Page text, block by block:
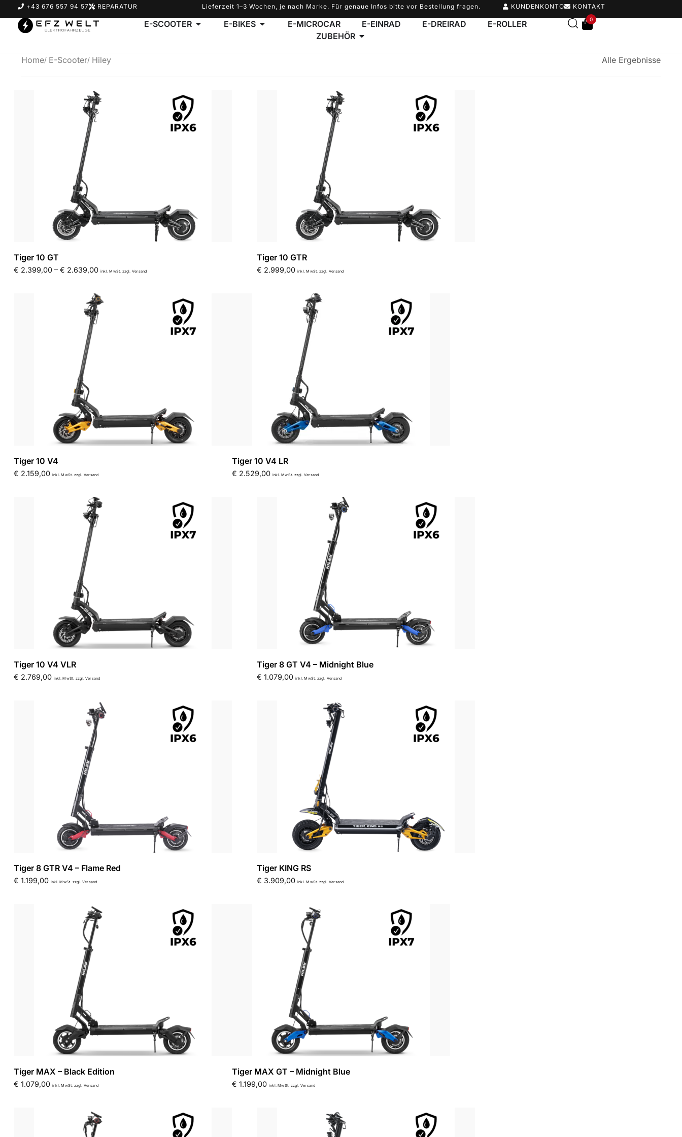
+43 676 557 94 57 REPARATUR Lieferzeit 1–3 Wochen, je nach Marke. Für genaue Infos bitte vor Bestellung fragen. KUNDENKONTO KONTAKT
E-SCOOTER E-BIKES E-MICROCAR E-EINRAD E-DREIRAD
E-ROLLER
ZUBEHÖR
0
Home E-Scooter Hiley Alle Ergebnisse
Tiger 10 GT
€ 2.399,00 –€ 2.639,00 inkl. MwSt. zzgl. Versand
Tiger 10 GTR
€ 2.999,00 inkl. MwSt. zzgl. Versand
Tiger 10 V4
€ 2.159,00 inkl. MwSt. zzgl. Versand
Tiger 10 V4 LR
€ 2.529,00 inkl. MwSt. zzgl. Versand
Tiger 10 V4 VLR
€ 2.769,00 inkl. MwSt. zzgl. Versand
Tiger 8 GT V4 – Midnight Blue
€ 1.079,00 inkl. MwSt. zzgl. Versand
Tiger 8 GTR V4 – Flame Red
€ 1.199,00 inkl. MwSt. zzgl. Versand
Tiger KING RS
€ 3.909,00 inkl. MwSt. zzgl. Versand
Tiger MAX – Black Edition
€ 1.079,00 inkl. MwSt. zzgl. Versand
Tiger MAX GT – Midnight Blue
€ 1.199,00 inkl. MwSt. zzgl. Versand